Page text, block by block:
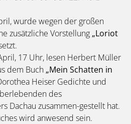
wurde wegen der großen
zusätzliche Vorstellung „Loriot
17 Uhr, lesen Herbert Müller
dem Buch „Mein Schatten in
Heiser Gedichte und
des
Dachau zusammen-gestellt hat.
wird anwesend sein.